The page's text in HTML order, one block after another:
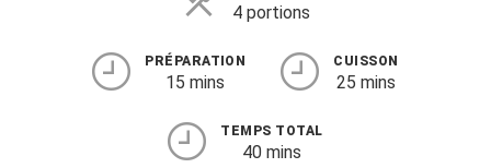
4 portions
PRÉPARATION
15 mins
CUISSON
25 mins
TEMPS TOTAL
40 mins